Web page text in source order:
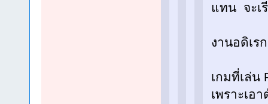
แทน จะเ
งานอดิเร
เกมที่เล่
เพราะเอ